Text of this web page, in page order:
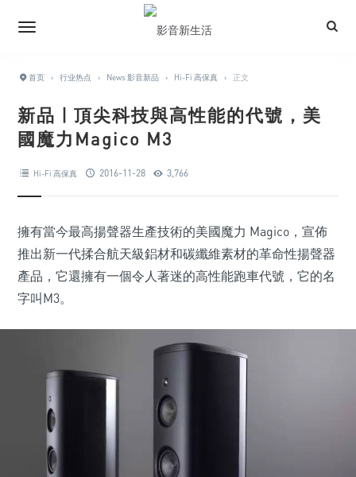
首页 › 行业热点 › News 影音新品 › Hi-Fi 高保真 › 正文
新品 | 頂尖科技與高性能的代號，美
國魔力Magico M3
Hi-Fi 高保真 2016-11-28 3,766
擁有當今最高揚聲器生產技術的美國魔力 Magico，宣佈
推出新一代揉合航天級鋁材和碳纖維素材的革命性揚聲器
產品，它還擁有一個令人著迷的高性能跑車代號，它的名
字叫M3。